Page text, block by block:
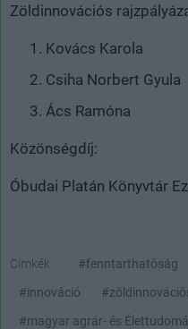
Zöldinnovációs
Kovács Karola
Csiha Norbert Gyula
Ács Ramóna
Közönségdíj:
Óbudai Platán Könyvtár
Címkék: #fenntarthatóság
#innováció
#magyar agrár- és